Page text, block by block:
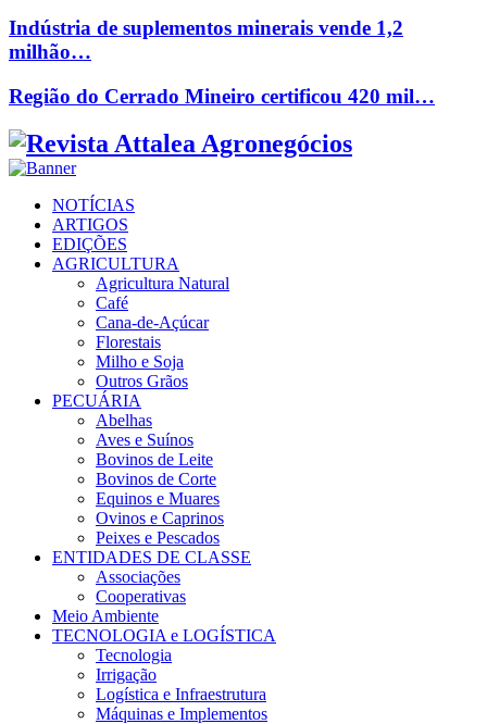
Indústria de suplementos minerais vende 1,2
milhão…
Região do Cerrado Mineiro certificou 420 mil…
Facebook
Twitter
Instagram
Linkedin
Youtube
Email
NOTÍCIAS
ARTIGOS
EDIÇÕES
AGRICULTURA
Agricultura Natural
Café
Cana-de-Açúcar
Florestais
Milho e Soja
Outros Grãos
PECUÁRIA
Abelhas
Aves e Suínos
Bovinos de Leite
Bovinos de Corte
Equinos e Muares
Ovinos e Caprinos
Peixes e Pescados
ENTIDADES DE CLASSE
Associações
Cooperativas
Meio Ambiente
TECNOLOGIA e LOGÍSTICA
Tecnologia
Irrigação
Logística e Infraestrutura
Máquinas e Implementos